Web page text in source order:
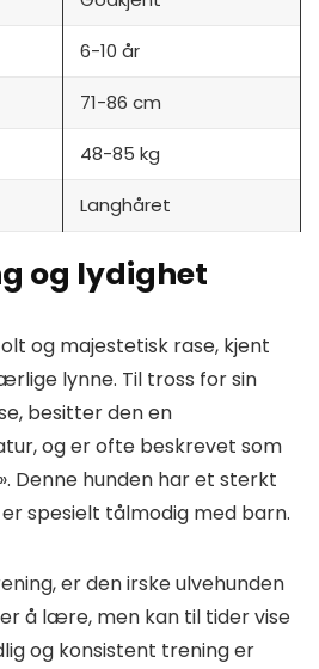
6-10 år
71-86 cm
48-85 kg
Langhåret
og lydighet
og majestetisk rase, kjent
lynne. Til tross for sin
besitter den en
og er ofte beskrevet som
Denne hunden har et sterkt
spesielt tålmodig med barn.
er den irske ulvehunden
å lære, men kan til tider vise
og konsistent trening er